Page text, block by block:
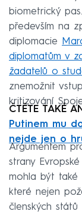
biometrický
především na
diplomacie
diplomatům v
žadatelů o
znemožnit
kritizování
ČTĚTE TAKÉ
Putinem mu
nejde jen o
Argumentem
strany
mohla být také
které nejen
členských států